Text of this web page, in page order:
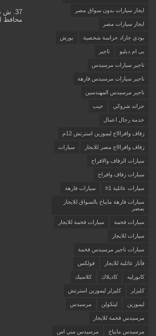
ايجار سيارات بدون سواق مصر
ايجار سيارات مصر
بودي جاراد حراسة شخصية بورش
بى ام دبليو تاجير
تاجير سيارات مرسيدس
تاجير سيارات مرسيدس فارهة
تاجير مرسيدس المهندسين
جراند شروكي جيب
خدمة رجال اعمال
زفاف وافراااح ليموزين اسنرتش 12م
زفاف وافراااح مصر للايجار سيارات
سيارات الزفاف والافراح
سيارات زفاف وافراح
سيارات عائلية h1 سيارات فارهة
سيارات فارهة مايباخ بالسواق للايجار
بمصر
سيارات فخمة سيارات فخمة للايجار
سيارات للايجار
سيارات ناجير مرسيدس فخمة
فأنار عائلية للايجار فولكس
كابورليه كاديلاك كلاسيك
كليزلر كليزلر ليموزين استرتش
ليموزين لينكولن مرسيدس
مرسيدس فخمة للايجار
مرسيدس مايباخ مرسيدس مني اس
37. ش
محافظ